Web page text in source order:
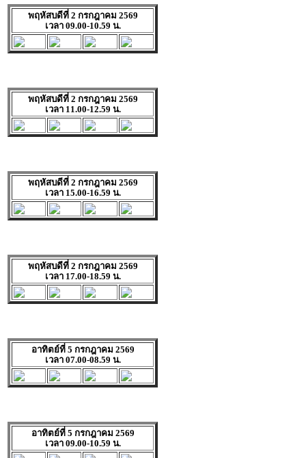
พฤหัสบดีที่ 2 กรกฎาคม 2569
เวลา 09.00-10.59 น.
พฤหัสบดีที่ 2 กรกฎาคม 2569
เวลา 11.00-12.59 น.
พฤหัสบดีที่ 2 กรกฎาคม 2569
เวลา 15.00-16.59 น.
พฤหัสบดีที่ 2 กรกฎาคม 2569
เวลา 17.00-18.59 น.
อาทิตย์ที่ 5 กรกฎาคม 2569
เวลา 07.00-08.59 น.
อาทิตย์ที่ 5 กรกฎาคม 2569
เวลา 09.00-10.59 น.